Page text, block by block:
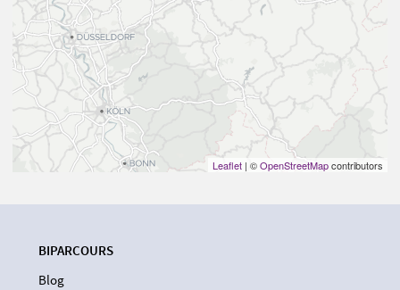
Leaflet | ©OpenStreetMapcontributors
BIPARCOURS
Blog